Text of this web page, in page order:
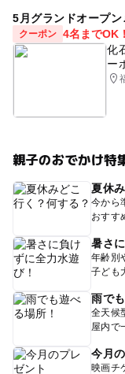
5月グランドオープ
クーポン 4名までOK
化
ー
親子のおでかけ特
夏休
今から
おすす
暑さ
年齢別
子ども
雨で
全天候
屋内で
今月
映画チ